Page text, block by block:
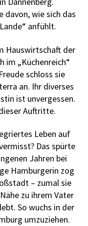
davon, wie sich das
anfühlt.
Hauswirtschaft der
„Küchenreich“
schloss sie
an. Ihr diverses
ist unvergessen.
Auftritte.
Leben auf
Das spürte
Jahren bei
Hamburgerin zog
– zumal sie
zu ihrem Vater
So wuchs in der
umzuziehen.